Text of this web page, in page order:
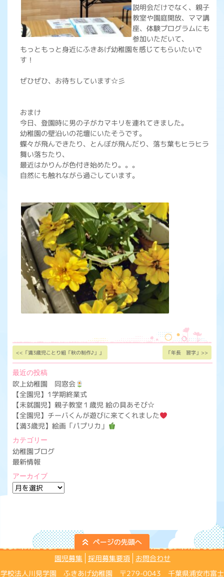
説明会だけでなく、親子
教室や園庭開放、ママ講
座、体験プログラムにも
参加いただいて、
もっともっと身近にふきあげ幼稚園を感じてもらいたいで
す！
ぜひぜひ、お待ちしています☆彡
おまけ
今日、登園時に男の子がカマキリを連れてきました。
幼稚園の壁沿いの花壇にいたそうです。
蝶々が飛んできたり、とんぼが飛んだり、落ち葉もヒラヒラ
舞い落ちたり、
最近はかりんが色付き始めたり。。。
自然にも触れながら過ごしています。
<<「満3歳児ことり組「秋の制作♪」」 「年長 習字」>>
最近の投稿
吹上幼稚園 同窓会
【全園児】1学期終業式
【未就園児】親子教室１歳児 絵の具あそび☆
【全園児】チーバくんが遊びに来てくれました
【満3歳児】絵画「パプリカ」
カテゴリー
幼稚園ブログ
最新情報
アーカイブ
ア
園児募集 採用募集要項
お問合わせ
学校法人川見学園 ふきあげ幼稚園 〒279-0043 千葉県浦安市富士